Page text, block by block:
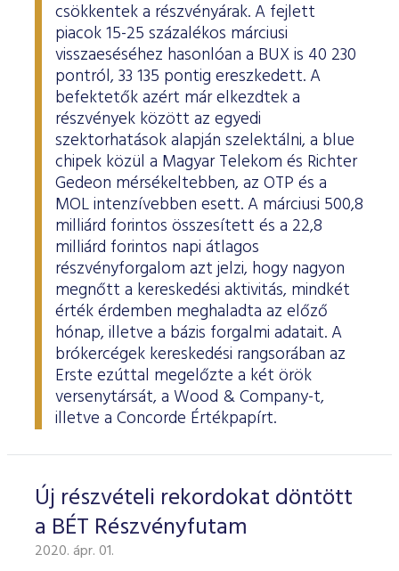
csökkentek a részvényárak. A fejlett
piacok 15-25 százalékos márciusi
visszaeséséhez hasonlóan a BUX is 40 230
pontról, 33 135 pontig ereszkedett. A
befektetők azért már elkezdtek a
részvények között az egyedi
szektorhatások alapján szelektálni, a blue
chipek közül a Magyar Telekom és Richter
Gedeon mérsékeltebben, az OTP és a
MOL intenzívebben esett. A márciusi 500,8
milliárd forintos összesített és a 22,8
milliárd forintos napi átlagos
részvényforgalom azt jelzi, hogy nagyon
megnőtt a kereskedési aktivitás, mindkét
érték érdemben meghaladta az előző
hónap, illetve a bázis forgalmi adatait. A
brókercégek kereskedési rangsorában az
Erste ezúttal megelőzte a két örök
versenytársát, a Wood & Company-t,
illetve a Concorde Értékpapírt.
Új részvételi rekordokat döntött
a BÉT Részvényfutam
2020. ápr. 01.